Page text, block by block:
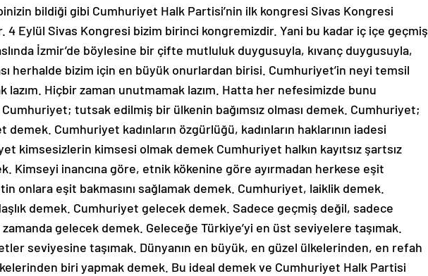
bildiği gibi Cumhuriyet Halk Partisi’nin ilk kongresi Sivas Kongresi
4 Eylül Sivas Kongresi bizim birinci kongremizdir. Yani bu kadar iç içe geçmiş
İzmir’de böylesine bir çifte mutluluk duygusuyla, kıvanç duygusuyla,
herhalde bizim için en büyük onurlardan birisi. Cumhuriyet’in neyi temsil
lazım. Hiçbir zaman unutmamak lazım. Hatta her nefesimizde bunu
Cumhuriyet; tutsak edilmiş bir ülkenin bağımsız olması demek. Cumhuriyet;
demek. Cumhuriyet kadınların özgürlüğü, kadınların haklarının iadesi
kimsesizlerin kimsesi olmak demek Cumhuriyet halkın kayıtsız şartsız
Kimseyi inancına göre, etnik kökenine göre ayırmadan herkese eşit
onlara eşit bakmasını sağlamak demek. Cumhuriyet, laiklik demek.
demek. Cumhuriyet gelecek demek. Sadece geçmiş değil, sadece
zamanda gelecek demek. Geleceğe Türkiye’yi en üst seviyelere taşımak.
seviyesine taşımak. Dünyanın en büyük, en güzel ülkelerinden, en refah
biri yapmak demek. Bu ideal demek ve Cumhuriyet Halk Partisi